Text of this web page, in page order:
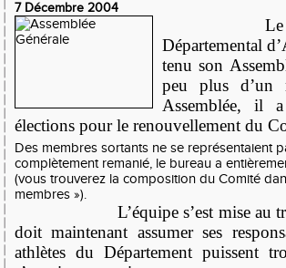
7 Décembre 2004
Départemental
tenu son
peu plus d’un
Assemblée, il
élections pour le renouvellement du
Des membres sortants ne se représentaient
complètement remanié, le bureau a
(vous trouverez la composition du Comité
membres »).
L’équipe s’est mise au
doit maintenant assumer ses
athlètes du Département puissent